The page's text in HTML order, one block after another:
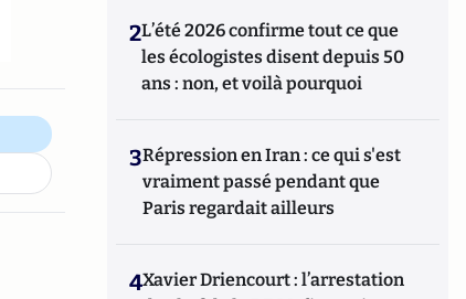
2L’été 2026 confirme tout ce que
les écologistes disent depuis 50
ans : non, et voilà pourquoi
3Répression en Iran : ce qui s'est
vraiment passé pendant que
Paris regardait ailleurs
4Xavier Driencourt : l’arrestation